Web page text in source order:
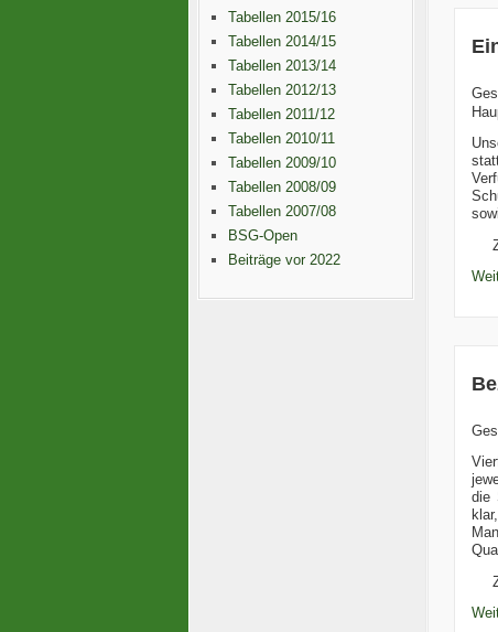
Tabellen 2015/16
Tabellen 2014/15
Tabellen 2013/14
Tabellen 2012/13
Tabellen 2011/12
Tabellen 2010/11
Tabellen 2009/10
Tabellen 2008/09
Tabellen 2007/08
BSG-Open
Beiträge vor 2022
die